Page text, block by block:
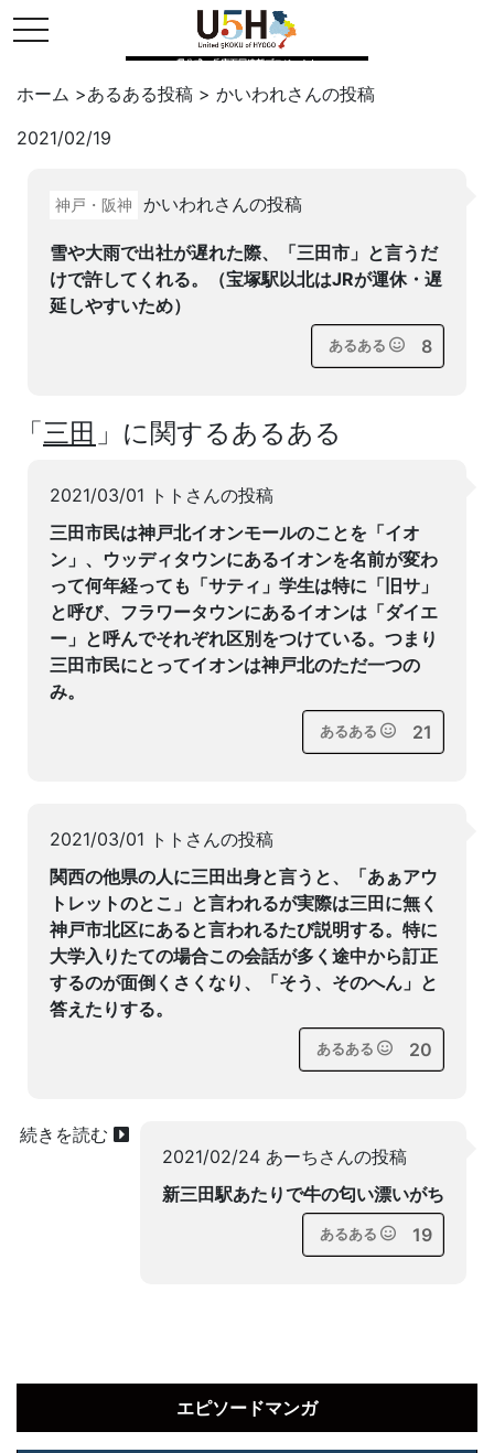
toggle navigation
県公式・兵庫五国連邦プロジェクト
ホーム >あるある投稿 > かいわれさんの投稿
2021/02/19
神戸・阪神 かいわれさんの投稿
雪や大雨で出社が遅れた際、「三田市」と言うだ
けで許してくれる。（宝塚駅以北はJRが運休・遅
延しやすいため）
あるある 8
「三田 」に関するあるある
2021/03/01 トトさんの投稿
三田市民は神戸北イオンモールのことを「イオ
ン」、ウッディタウンにあるイオンを名前が変わ
って何年経っても「サティ」学生は特に「旧サ」
と呼び、フラワータウンにあるイオンは「ダイエ
ー」と呼んでそれぞれ区別をつけている。つまり
三田市民にとってイオンは神戸北のただ一つの
み。
あるある 21
2021/03/01 トトさんの投稿
関西の他県の人に三田出身と言うと、「あぁアウ
トレットのとこ」と言われるが実際は三田に無く
神戸市北区にあると言われるたび説明する。特に
大学入りたての場合この会話が多く途中から訂正
するのが面倒くさくなり、「そう、そのへん」と
答えたりする。
あるある 20
2021/02/24 あーちさんの投稿
新三田駅あたりで牛の匂い漂いがち
あるある 19
続きを読む
エピソードマンガ